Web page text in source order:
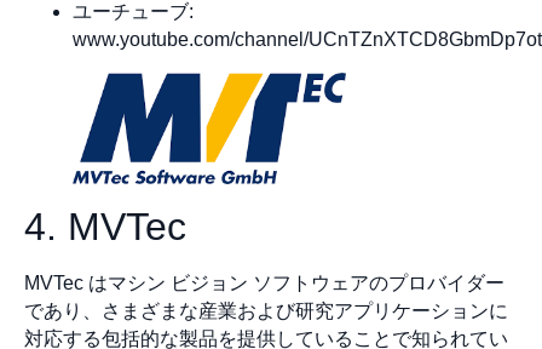
ユーチューブ:
www.youtube.com/channel/
4. MVTec
MVTec はマシン ビジョン ソフトウェアのプロバイダー
であり、さまざまな産業および研究アプリケーションに
対応する包括的な製品を提供していることで知られてい